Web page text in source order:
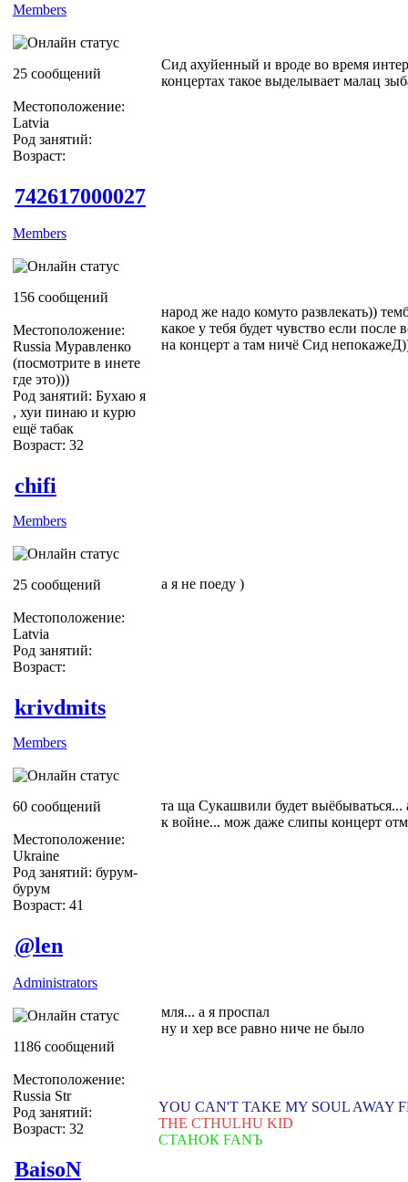
Members
25 сообщений
Местоположение:
Latvia
Род занятий:
Возраст:
Сид ахуйенный и вроде во время
концертах такое выделывает малац
742617000027
Members
156 сообщений
Местоположение:
Russia Муравленко
(посмотрите в инете
где это)))
Род занятий: Бухаю я
, хуи пинаю и курю
ещё табак
Возраст: 32
народ же надо комуто развлекать))
какое у тебя будет чувство если
на концерт а там ничё Сид
chifi
Members
25 сообщений
Местоположение:
Latvia
Род занятий:
Возраст:
а я не поеду )
krivdmits
Members
60 сообщений
Местоположение:
Ukraine
Род занятий: бурум-
бурум
Возраст: 41
та ща Сукашвили будет
к войне... мож даже слипы концерт
@len
Administrators
1186 сообщений
Местоположение:
Russia Str
Род занятий:
Возраст: 32
мля... а я проспал
ну и хер все равно ниче не было
YOU CAN'T TAKE MY SOUL AWAY
THE CTHULHU KID
СТАНОК FANЪ
BaisoN